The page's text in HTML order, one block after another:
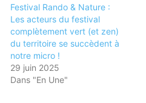
Festival Rando & Nature :
Les acteurs du festival
complètement vert (et zen)
du territoire se succèdent à
notre micro !
29 juin 2025
Dans "En Une"